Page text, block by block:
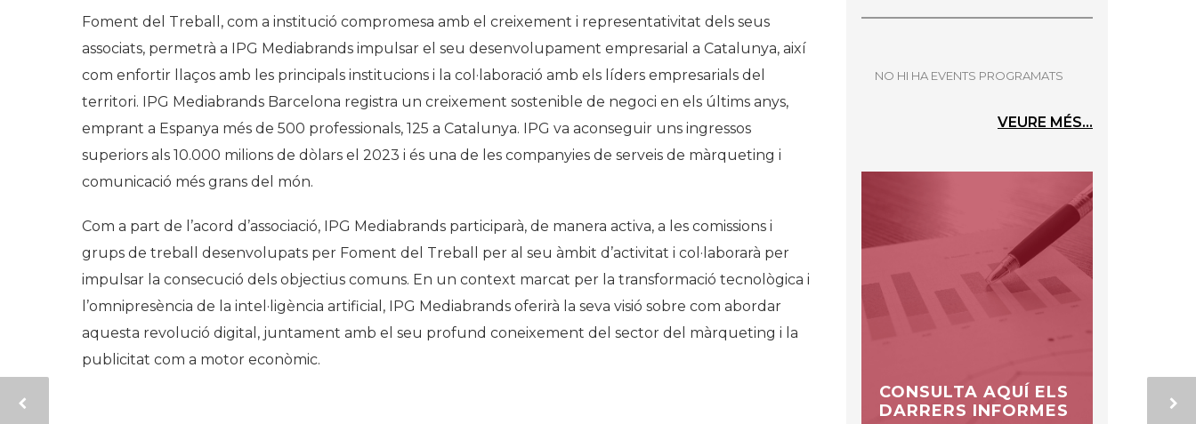
Foment del Treball, com a institució compromesa amb el creixement i representativitat dels seus
associats, permetrà a IPG Mediabrands impulsar el seu desenvolupament empresarial a Catalunya, així
com enfortir llaços amb les principals institucions i la col·laboració amb els líders empresarials del
territori. IPG Mediabrands Barcelona registra un creixement sostenible de negoci en els últims anys,
emprant a Espanya més de 500 professionals, 125 a Catalunya. IPG va aconseguir uns ingressos
superiors als 10.000 milions de dòlars el 2023 i és una de les companyies de serveis de màrqueting i
comunicació més grans del món.
Com a part de l’acord d’associació, IPG Mediabrands participarà, de manera activa, a les comissions i
grups de treball desenvolupats per Foment del Treball per al seu àmbit d’activitat i col·laborarà per
impulsar la consecució dels objectius comuns. En un context marcat per la transformació tecnològica i
l’omnipresència de la intel·ligència artificial, IPG Mediabrands oferirà la seva visió sobre com abordar
aquesta revolució digital, juntament amb el seu profund coneixement del sector del màrqueting i la
publicitat com a motor econòmic.
NO HI HA EVENTS PROGRAMATS
VEURE MÉS...
CONSULTA AQUÍ ELS
DARRERS INFORMES